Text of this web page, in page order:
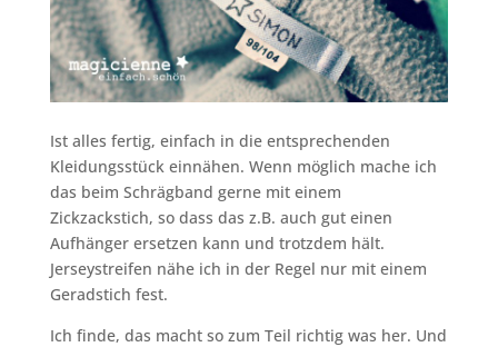
Ist alles fertig, einfach in die entsprechenden
Kleidungsstück einnähen. Wenn möglich mache ich
das beim Schrägband gerne mit einem
Zickzackstich, so dass das z.B. auch gut einen
Aufhänger ersetzen kann und trotzdem hält.
Jerseystreifen nähe ich in der Regel nur mit einem
Geradstich fest.
Ich finde, das macht so zum Teil richtig was her. Und